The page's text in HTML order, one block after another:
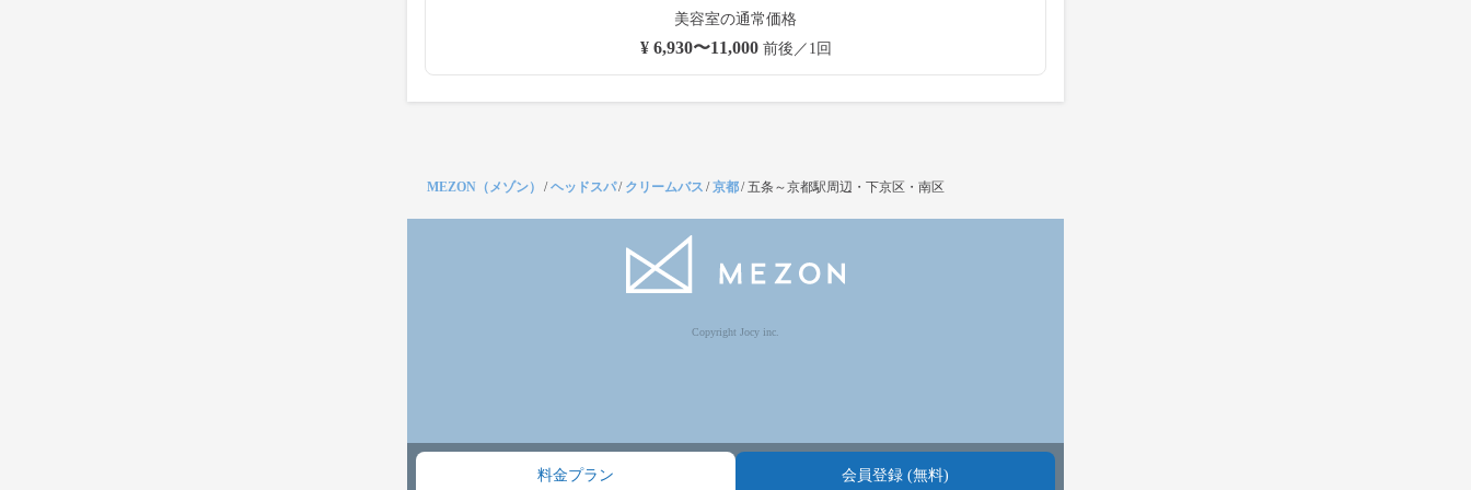
美容室の通常価格
¥ 6,930〜11,000前後／1回
料金プラン 会員登録 (無料)
MEZON（メゾン） /ヘッドスパ/ クリームバス /京都/五条～京都駅周辺・下京区・南区
Copyright Jocy inc.